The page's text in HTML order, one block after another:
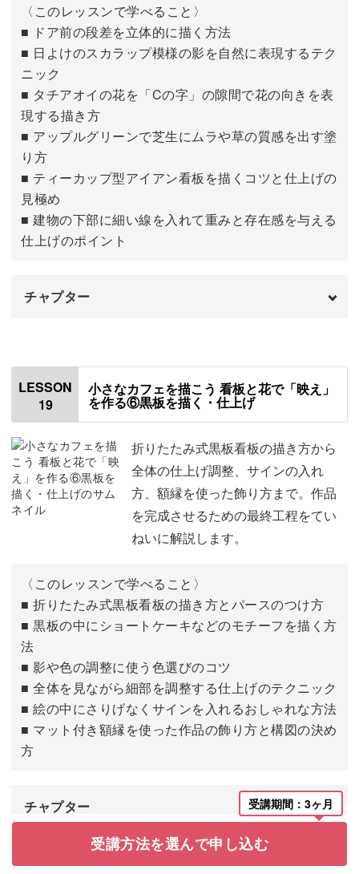
〈このレッスンで学べること〉
■ ドア前の段差を立体的に描く方法
■ 日よけのスカラップ模様の影を自然に表現するテク
ニック
■ タチアオイの花を「Cの字」の隙間で花の向きを表
現する描き方
■ アップルグリーンで芝生にムラや草の質感を出す塗
り方
■ ティーカップ型アイアン看板を描くコツと仕上げの
見極め
■ 建物の下部に細い線を入れて重みと存在感を与える
仕上げのポイント
チャプター
ドアの前の段差を描く
日よけの影を描く
タチアオイを描く 11:56
芝生を描く 16:35
看板を描く 20:32
LESSON
19
小さなカフェを描こう 看板と花で「映え」
を作る⑥黒板を描く・仕上げ
折りたたみ式黒板看板の描き方から
全体の仕上げ調整、サインの入れ
方、額縁を使った飾り方まで。作品
を完成させるための最終工程をてい
ねいに解説します。
〈このレッスンで学べること〉
■ 折りたたみ式黒板看板の描き方とパースのつけ方
■ 黒板の中にショートケーキなどのモチーフを描く方
法
■ 影や色の調整に使う色選びのコツ
■ 全体を見ながら細部を調整する仕上げのテクニック
■ 絵の中にさりげなくサインを入れるおしゃれな方法
■ マット付き額縁を使った作品の飾り方と構図の決め
方
チャプター 受講期間：3ヶ月
受講方法を選んで申し込む